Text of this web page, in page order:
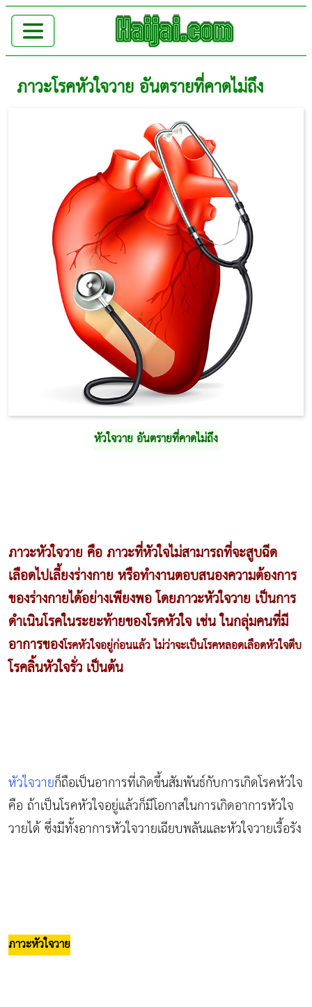
ภาวะโรคหัวใจวาย อันตรายที่คาดไม่ถึง
หัวใจวาย อันตรายที่คาดไม่ถึง
ภาวะหัวใจวาย คือ ภาวะที่หัวใจไม่สามารถที่จะสูบฉีด
เลือดไปเลี้ยงร่างกาย หรือทำงานตอบสนองความต้องการ
ของร่างกายได้อย่างเพียงพอ โดยภาวะหัวใจวาย เป็นการ
ดำเนินโรคในระยะท้ายของโรคหัวใจ เช่น ในกลุ่มคนที่มี
อาการของโรคหัวใจอยู่ก่อนแล้ว ไม่ว่าจะเป็นโรคหลอดเลือดหัวใจตีบ
โรคลิ้นหัวใจรั่ว เป็นต้น
หัวใจวายก็ถือเป็นอาการที่เกิดขึ้นสัมพันธ์กับการเกิดโรคหัวใจ
คือ ถ้าเป็นโรคหัวใจอยู่แล้วก็มีโอกาสในการเกิดอาการหัวใจ
วายได้ ซึ่งมีทั้งอาการหัวใจวายเฉียบพลันและหัวใจวายเรื้อรัง
ภาวะหัวใจวาย